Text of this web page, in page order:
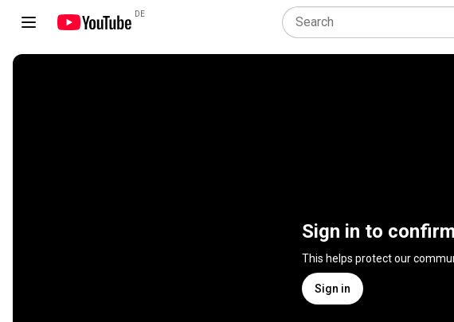
DE
Sign in to
This helps protect our
Sign in